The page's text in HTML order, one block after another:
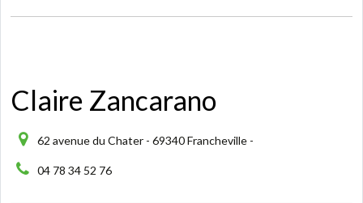
Claire Zancarano
62 avenue du Chater - 69340 Francheville -
04 78 34 52 76